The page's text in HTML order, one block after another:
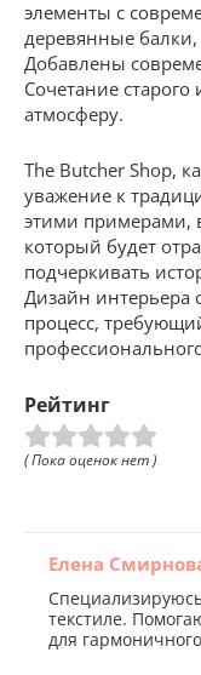
элементы с
деревянные
Добавлены
Сочетание
атмосферу.
The Butcher Shop,
уважение к
этими примерами,
который будет
подчеркивать
Дизайн интерьера
процесс,
Рейтинг
( Пока оценок нет )
Елена
текстиле.
для